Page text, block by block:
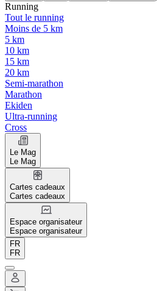
Running
Tout le running
Moins de 5 km
5 km
10 km
15 km
20 km
Semi-marathon
Marathon
Ekiden
Ultra-running
Cross
Le Mag
Le Mag
Cartes cadeaux
Cartes cadeaux
Espace organisateur
Espace organisateur
FR
FR